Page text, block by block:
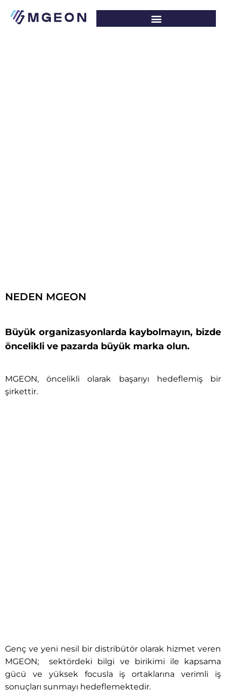
NEDEN MGEON
Büyük organizasyonlarda kaybolmayın, bizde
öncelikli ve pazarda büyük marka olun.
MGEON, öncelikli olarak başarıyı hedeflemiş bir
şirkettir.
Genç ve yeni nesil bir distribütör olarak hizmet veren
MGEON; sektördeki bilgi ve birikimi ile kapsama
gücü ve yüksek focusla iş ortaklarına verimli iş
sonuçları sunmayı hedeflemektedir.